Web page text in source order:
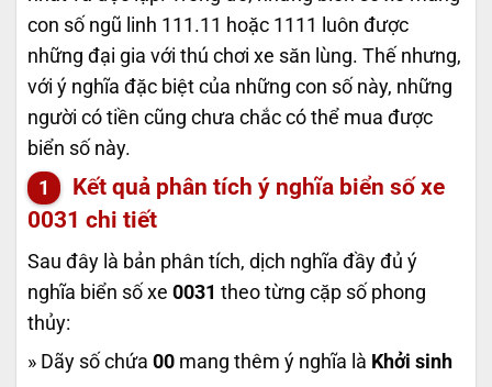
con số ngũ linh 111.11 hoặc 1111 luôn được
những đại gia với thú chơi xe săn lùng. Thế nhưng,
với ý nghĩa đặc biệt của những con số này, những
người có tiền cũng chưa chắc có thể mua được
biển số này.
Kết quả phân tích ý nghĩa biển số xe
0031 chi tiết
Sau đây là bản phân tích, dịch nghĩa đầy đủ ý
nghĩa biển số xe 0031 theo từng cặp số phong
thủy:
» Dãy số chứa 00 mang thêm ý nghĩa là Khởi sinh